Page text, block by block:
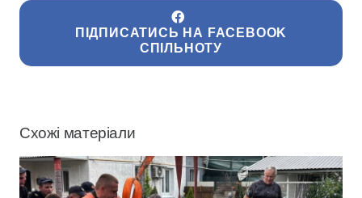
ПІДПИСАТИСЬ НА FACEBOOK
СПІЛЬНОТУ
Схожі матеріали